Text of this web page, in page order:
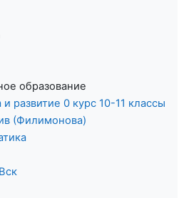
образование
развитие 0 курс 10-11 классы
(Филимонова)